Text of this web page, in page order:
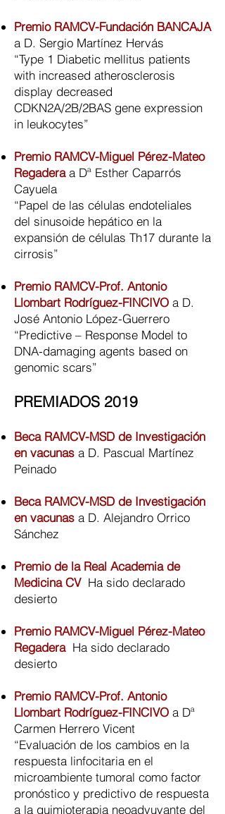
Premio RAMCV-Fundación BANCAJA
a D. Sergio Martínez Hervás
“Type 1 Diabetic mellitus patients
with increased atherosclerosis
display decreased
CDKN2A/2B/2BAS gene expression
in leukocytes”
Premio RAMCV-Miguel Pérez-Mateo
Regaderaa Dª Esther Caparrós
Cayuela
“Papel de las células endoteliales
del sinusoide hepático en la
expansión de células Th17 durante la
cirrosis”​
Premio RAMCV-Prof. Antonio
Llombart Rodríguez-FINCIVO a D.
José Antonio López-Guerrero
“Predictive – Response Model to
DNA-damaging agents based on
genomic scars”
PREMIADOS 2019
Beca RAMCV-MSD de Investigación
en vacunas a D. Pascual Martínez
Peinado
Beca RAMCV-MSD de Investigación
en vacunas a D. Alejandro Orrico
Sánchez
Premio de la Real Academia de
Medicina CVHa sido declarado
desierto
Premio RAMCV-Miguel Pérez-Mateo
RegaderaHa sido declarado
desierto
Premio RAMCV-Prof. Antonio
Llombart Rodríguez-FINCIVO a Dª
Carmen Herrero Vicent
“Evaluación de los cambios en la
respuesta linfocitaria en el
microambiente tumoral como factor
pronóstico y predictivo de respuesta
a la quimioterapia neoadyuvante del